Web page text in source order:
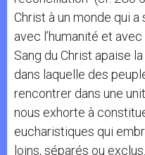
Christ à un monde qui a
avec l’humanité et
Sang du Christ apaise
dans laquelle des
rencontrer dans une
nous exhorte à
eucharistiques qui
loins, séparés ou